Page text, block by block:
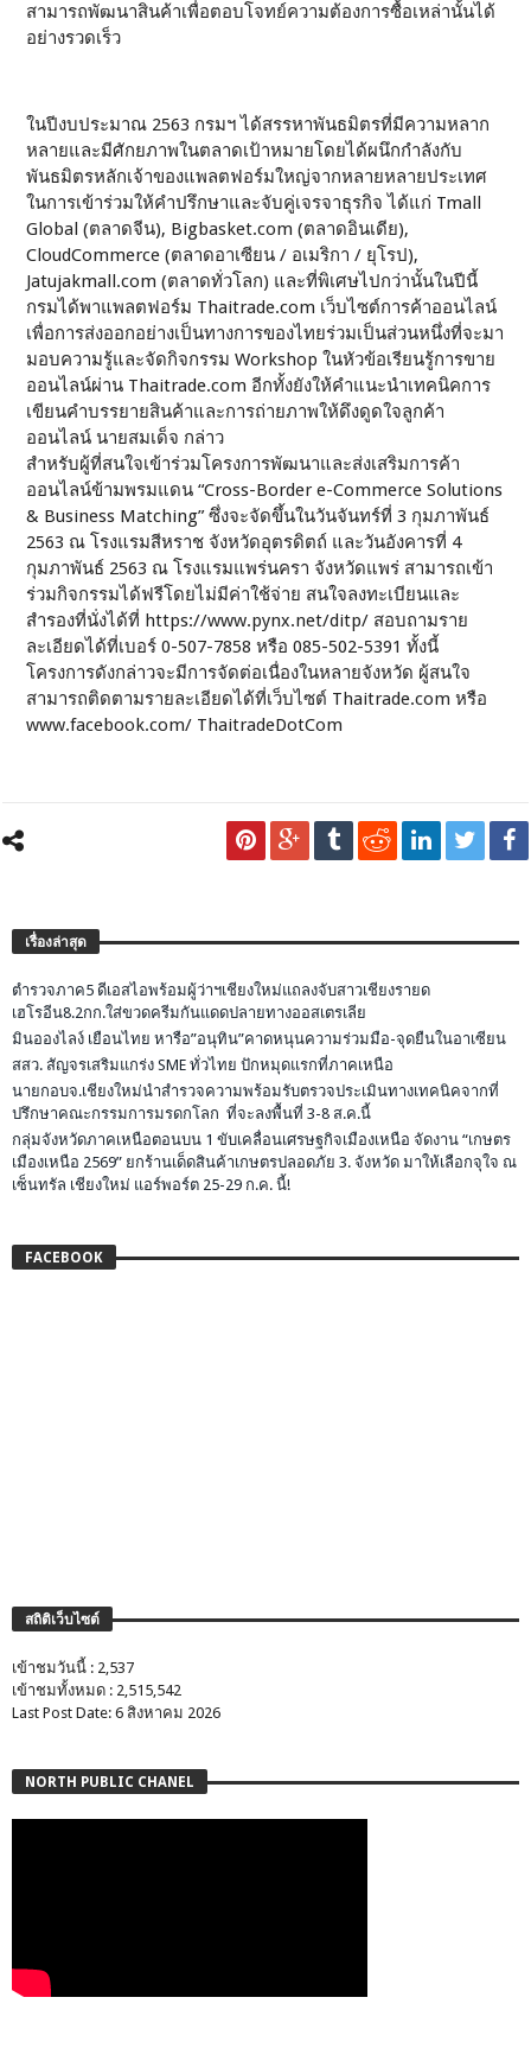
สามารถพัฒนาสินค้าเพื่อตอบโจทย์ความต้องการซื้อเหล่านั้นได้
อย่างรวดเร็ว
ในปีงบประมาณ 2563 กรมฯ ได้สรรหาพันธมิตรที่มีความหลาก
หลายและมีศักยภาพในตลาดเป้าหมายโดยได้ผนึกกำลังกับ
พันธมิตรหลักเจ้าของแพลตฟอร์มใหญ่จากหลายหลายประเทศ
ในการเข้าร่วมให้คำปรึกษาและจับคู่เจรจาธุรกิจ ได้แก่ Tmall
Global (ตลาดจีน), Bigbasket.com (ตลาดอินเดีย),
CloudCommerce (ตลาดอาเซียน / อเมริกา / ยุโรป),
Jatujakmall.com (ตลาดทั่วโลก) และที่พิเศษไปกว่านั้นในปีนี้
กรมได้พาแพลตฟอร์ม Thaitrade.com เว็บไซต์การค้าออนไลน์
เพื่อการส่งออกอย่างเป็นทางการของไทยร่วมเป็นส่วนหนึ่งที่จะมา
มอบความรู้และจัดกิจกรรม Workshop ในหัวข้อเรียนรู้การขาย
ออนไลน์ผ่าน Thaitrade.com อีกทั้งยังให้คำแนะนำเทคนิคการ
เขียนคำบรรยายสินค้าและการถ่ายภาพให้ดึงดูดใจลูกค้า
ออนไลน์ นายสมเด็จ กล่าว
สำหรับผู้ที่สนใจเข้าร่วมโครงการพัฒนาและส่งเสริมการค้า
ออนไลน์ข้ามพรมแดน “Cross-Border e-Commerce Solutions
& Business Matching” ซึ่งจะจัดขึ้นในวันจันทร์ที่ 3 กุมภาพันธ์
2563 ณ โรงแรมสีหราช จังหวัดอุตรดิตถ์ และวันอังคารที่ 4
กุมภาพันธ์ 2563 ณ โรงแรมแพร่นครา จังหวัดแพร่ สามารถเข้า
ร่วมกิจกรรมได้ฟรีโดยไม่มีค่าใช้จ่าย สนใจลงทะเบียนและ
สำรองที่นั่งได้ที่ https://www.pynx.net/ditp/ สอบถามราย
ละเอียดได้ที่เบอร์ 0-507-7858 หรือ 085-502-5391 ทั้งนี้
โครงการดังกล่าวจะมีการจัดต่อเนื่องในหลายจังหวัด ผู้สนใจ
สามารถติดตามรายละเอียดได้ที่เว็บไซต์ Thaitrade.com หรือ
www.facebook.com/ ThaitradeDotCom
เรื่องล่าสุด
ตำรวจภาค5 ดีเอสไอพร้อมผู้ว่าฯเชียงใหม่แถลงจับสาวเชียงรายด
เฮโรอีน8.2กก.ใส่ขวดครีมกันแดดปลายทางออสเตรเลีย
มินอองไลง์ เยือนไทย หารือ”อนุทิน”คาดหนุนความร่วมมือ-จุดยืนในอาเซียน
สสว. สัญจรเสริมแกร่ง SME ทั่วไทย ปักหมุดแรกที่ภาคเหนือ
นายกอบจ.เชียงใหม่นำสำรวจความพร้อมรับตรวจประเมินทางเทคนิคจากที่
ปรึกษาคณะกรรมการมรดกโลก ที่จะลงพื้นที่ 3-8 ส.ค.นี้
กลุ่มจังหวัดภาคเหนือตอนบน 1 ขับเคลื่อนเศรษฐกิจเมืองเหนือ จัดงาน “เกษตร
เมืองเหนือ 2569” ยกร้านเด็ดสินค้าเกษตรปลอดภัย 3. จังหวัด มาให้เลือกจุใจ ณ
เซ็นทรัล เชียงใหม่ แอร์พอร์ต 25-29 ก.ค. นี้!
FACEBOOK
สถิติเว็บไซต์
เข้าชมวันนี้ : 2,537
เข้าชมทั้งหมด : 2,515,542
Last Post Date: 6 สิงหาคม 2026
NORTH PUBLIC CHANEL